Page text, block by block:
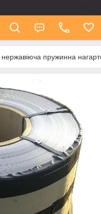
нержавіюча пружинна